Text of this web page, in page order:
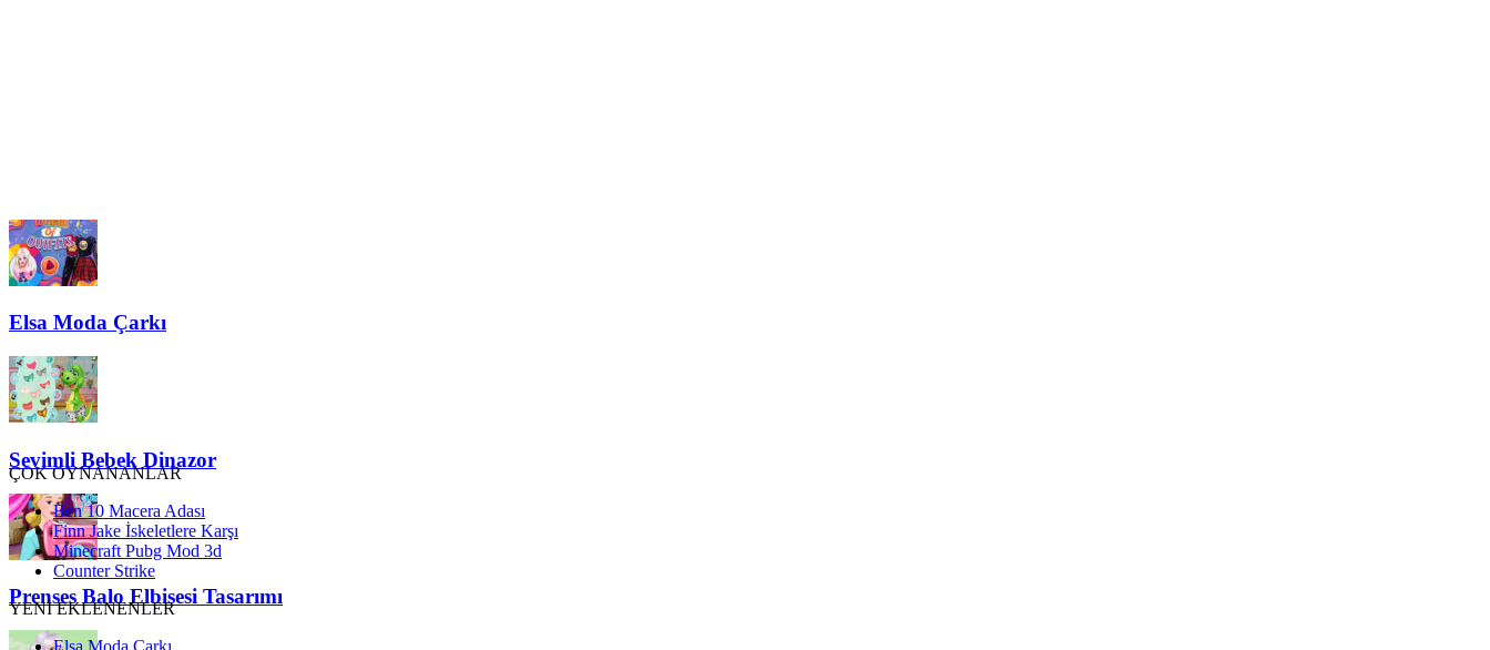
Elsa Moda Çarkı
Sevimli Bebek Dinazor
Prenses Balo Elbisesi Tasarımı
ÇOK OYNANANLAR
Ben 10 Macera Adası
Finn Jake İskeletlere Karşı
Minecraft Pubg Mod 3d
Counter Strike
YENİ EKLENENLER
Elsa Moda Çarkı